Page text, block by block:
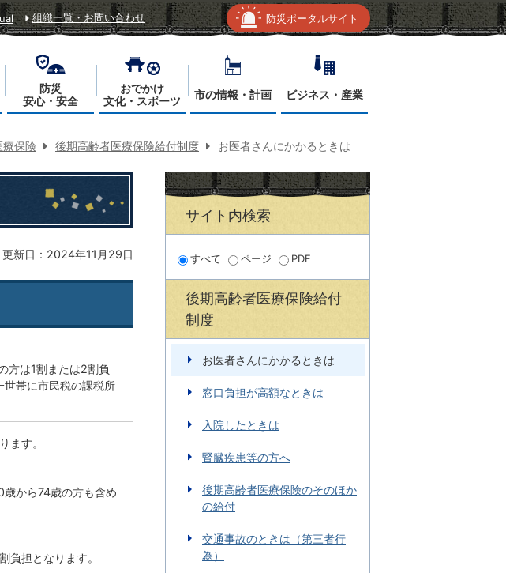
組織一覧・お問い合わせ 防災ポータルサイト
防災
安心・安全
おでかけ
文化・スポーツ
市の情報・計画 ビジネス・産業
保険 後期高齢者医療保険給付制度 お医者さんにかかるときは
更新日：2024年11月29日
方は1割または2割負
帯に市民税の課税所
ます。
から74歳の方も含め
負担となります。
サイト内検索
すべて ページ PDF
後期高齢者医療保険給付
制度
お医者さんにかかるときは
窓口負担が高額なときは
入院したときは
腎臓疾患等の方へ
後期高齢者医療保険のそのほか
の給付
交通事故のときは（第三者行
為）